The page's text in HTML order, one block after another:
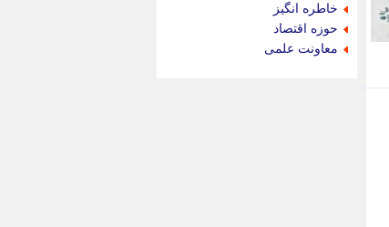
خاطره انگیز
حوزه اقتصاد
معاونت علمی